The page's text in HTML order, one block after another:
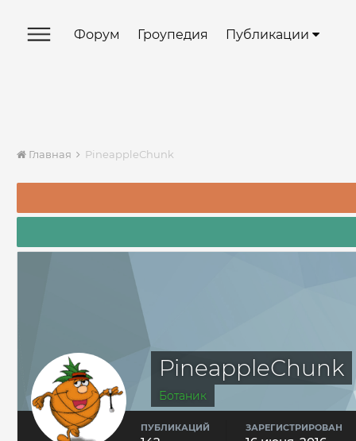
Форум Гроупедия Публикации
Главная PineappleСhunk
PineappleСhunk
Ботаник
ПУБЛИКАЦИЙ ЗАРЕГИСТРИРОВАН